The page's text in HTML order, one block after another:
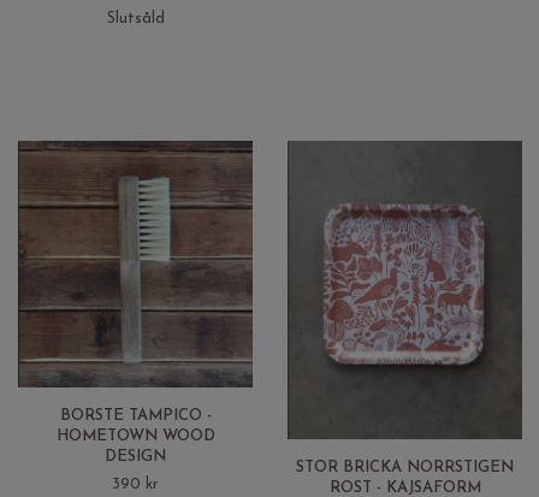
Slutsåld
BORSTE TAMPICO -
HOMETOWN WOOD
DESIGN
390 kr
STOR BRICKA NORRSTIGEN
ROST - KAJSAFORM